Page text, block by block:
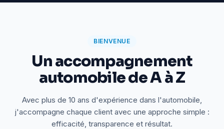
BIENVENUE
Un accompagnement
automobile de A à Z
Avec plus de 10 ans d'expérience dans l'automobile,
j'accompagne chaque client avec une approche simple :
efficacité, transparence et résultat.